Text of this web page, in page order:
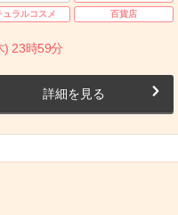
ュラルコスメ 百貨店
) 23時59分
詳細を見る